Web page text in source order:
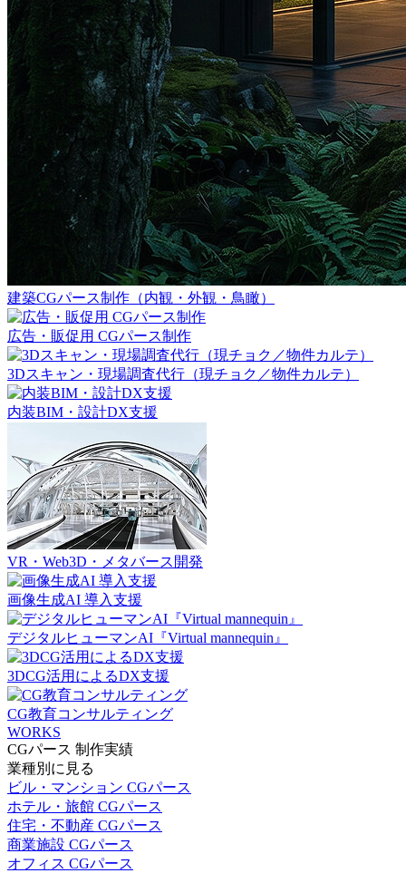
建築CGパース制作（内観・外観・鳥瞰）
広告・販促用 CGパース制作
3Dスキャン・現場調査代行（現チョク／物件カルテ）
内装BIM・設計DX支援
VR・Web3D・メタバース開発
画像生成AI 導入支援
デジタルヒューマンAI『Virtual mannequin』
3DCG活用によるDX支援
CG教育コンサルティング
WORKS
CGパース 制作実績
業種別に見る
ビル・マンション CGパース
ホテル・旅館 CGパース
住宅・不動産 CGパース
商業施設 CGパース
オフィス CGパース